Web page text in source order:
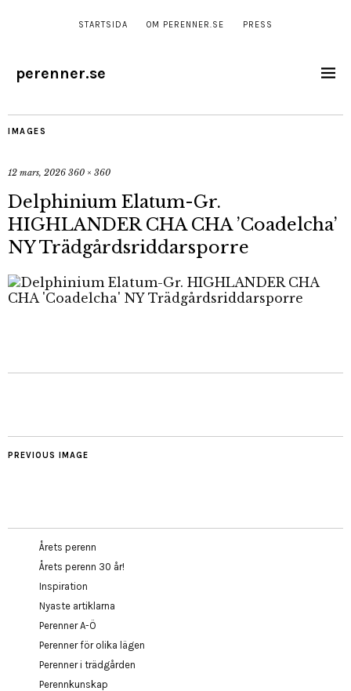
STARTSIDA OM PERENNER.SE PRESS
perenner.se
IMAGES
12 mars, 2026 360 × 360
Delphinium Elatum-Gr.
HIGHLANDER CHA CHA ’Coadelcha’
NY Trädgårdsriddarsporre
PREVIOUS IMAGE
Årets perenn
Årets perenn 30 år!
Inspiration
Nyaste artiklarna
Perenner A-Ö
Perenner för olika lägen
Perenner i trädgården
Perennkunskap